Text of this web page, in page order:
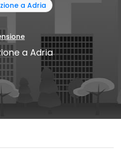
a Adria
a Adria